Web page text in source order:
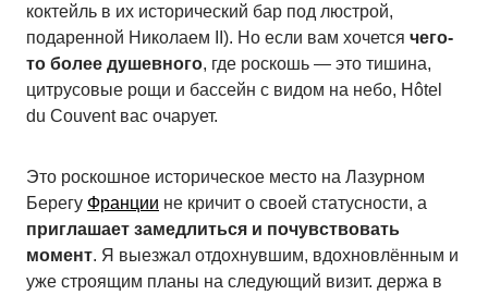
коктейль в их исторический бар под люстрой,
подаренной Николаем II). Но если вам хочется чего-
то более душевного, где роскошь — это тишина,
цитрусовые рощи и бассейн с видом на небо, Hôtel
du Couvent вас очарует.
Это роскошное историческое место на Лазурном
Берегу Франции не кричит о своей статусности, а
приглашает замедлиться и почувствовать
момент. Я выезжал отдохнувшим, вдохновлённым и
уже строящим планы на следующий визит. держа в